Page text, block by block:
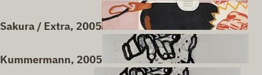
Sakura / Extra, 2005
Kummermann, 2005